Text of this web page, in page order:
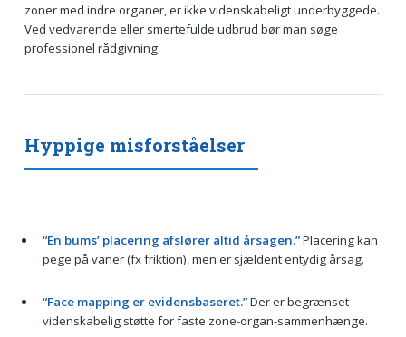
zoner med indre organer, er ikke videnskabeligt underbyggede.
Ved vedvarende eller smertefulde udbrud bør man søge
professionel rådgivning.
Hyppige misforståelser
“En bums’ placering afslører altid årsagen.”Placering kan
pege på vaner (fx friktion), men er sjældent entydig årsag.
“Face mapping er evidensbaseret.”Der er begrænset
videnskabelig støtte for faste zone-organ-sammenhænge.